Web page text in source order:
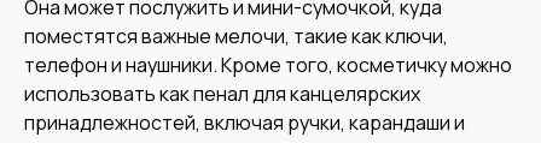
Она может послужить и мини-сумочкой, куда
поместятся важные мелочи, такие как ключи,
телефон и наушники. Кроме того, косметичку можно
использовать как пенал для канцелярских
принадлежностей, включая ручки, карандаши и